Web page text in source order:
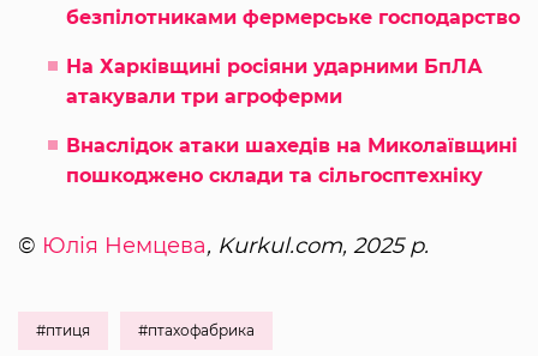
безпілотниками фермерське господарство
На Харківщині росіяни ударними БпЛА
атакували три агроферми
Внаслідок атаки шахедів на Миколаївщині
пошкоджено склади та сільгосптехніку
© Юлія Немцева, Kurkul.com, 2025 р.
#птиця #птахофабрика